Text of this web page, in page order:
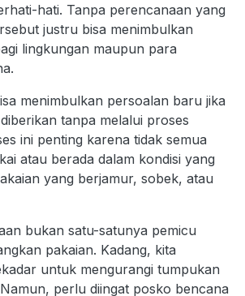
hati. Tanpa perencanaan yang
justru bisa menimbulkan
lingkungan maupun para
menimbulkan persoalan baru jika
tanpa melalui proses
ini penting karena tidak semua
atau berada dalam kondisi yang
yang berjamur, sobek, atau
bukan satu-satunya pemicu
pakaian. Kadang, kita
untuk mengurangi tumpukan
perlu diingat posko bencana